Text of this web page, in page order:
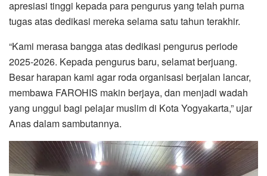
apresiasi tinggi kepada para pengurus yang telah purna
tugas atas dedikasi mereka selama satu tahun terakhir.
“Kami merasa bangga atas dedikasi pengurus periode
2025-2026. Kepada pengurus baru, selamat berjuang.
Besar harapan kami agar roda organisasi berjalan lancar,
membawa FAROHIS makin berjaya, dan menjadi wadah
yang unggul bagi pelajar muslim di Kota Yogyakarta,” ujar
Anas dalam sambutannya.